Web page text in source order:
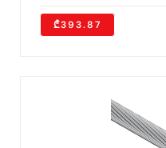
₾393.87